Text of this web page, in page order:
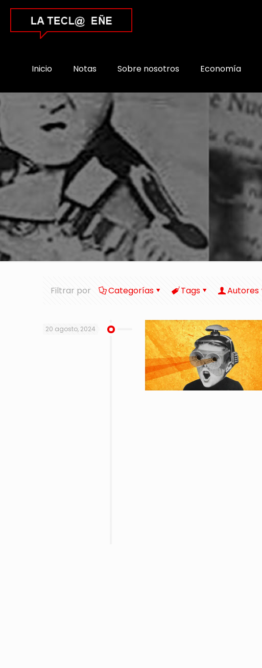
Inicio Notas Sobre nosotros Economía
Filtrar por Categorías Tags Autores
20 agosto, 2024